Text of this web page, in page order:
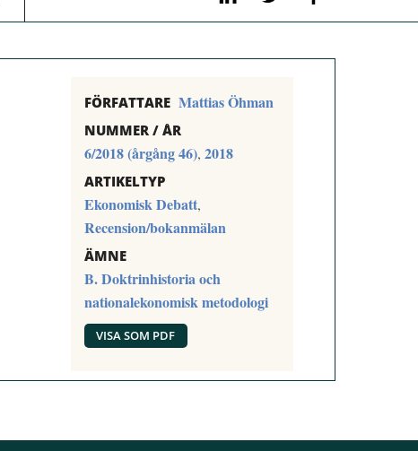
FÖRFATTARE Mattias Öhman
NUMMER / ÅR
6/2018 (årgång 46), 2018
ARTIKELTYP
Ekonomisk Debatt,
Recension/bokanmälan
ÄMNE
B. Doktrinhistoria och
nationalekonomisk metodologi
VISA SOM PDF